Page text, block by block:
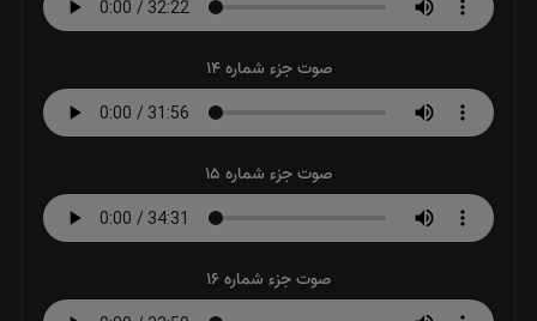
صوت جزء شماره 14
صوت جزء شماره 15
صوت جزء شماره 16